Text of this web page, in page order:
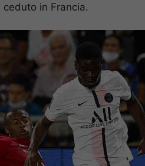
ceduto in Francia.